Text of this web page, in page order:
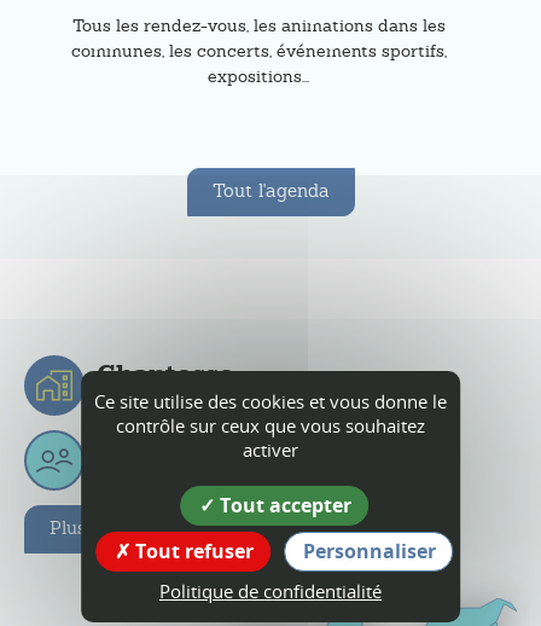
Tous les rendez-vous, les animations dans les
communes, les concerts, événements sportifs,
expositions...
Tout l'agenda
Chantesse
Chantessois & Chantessoises
2
Plus d'infos
Ce site utilise des cookies et vous donne le
contrôle sur ceux que vous souhaitez
activer
Tout accepter
Tout refuser
Personnaliser
Politique de confidentialité